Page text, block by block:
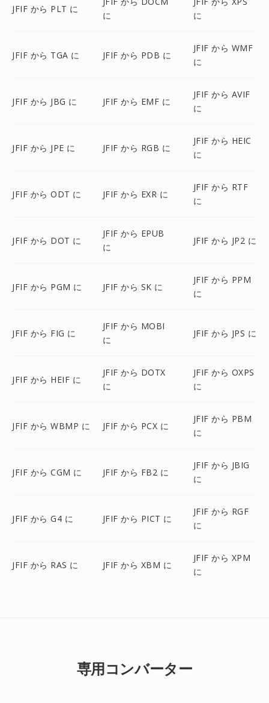
JFIF から PLT に
に
に
JFIF から TGA に JFIF から PDB に
JFIF から WMF
に
JFIF から JBG に JFIF から EMF に
JFIF から AVIF
に
JFIF から JPE に JFIF から RGB に
JFIF から HEIC
に
JFIF から ODT に JFIF から EXR に
JFIF から RTF
に
JFIF から DOT に
JFIF から EPUB
に
JFIF から JP2 に
JFIF から PGM に JFIF から SK に
JFIF から PPM
に
JFIF から FIG に
JFIF から MOBI
に
JFIF から JPS に
JFIF から HEIF に
JFIF から DOTX
に
JFIF から OXPS
に
JFIF から WBMP に JFIF から PCX に
JFIF から PBM
に
JFIF から CGM に JFIF から FB2 に
JFIF から JBIG
に
JFIF から G4 に JFIF から PICT に
JFIF から RGF
に
JFIF から RAS に JFIF から XBM に
JFIF から XPM
に
専用コンバーター